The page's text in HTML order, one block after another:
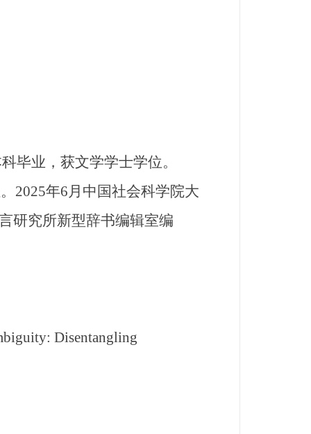
毕业，获文学学士学位。
2025年6月中国社会科学院大
研究所新型辞书编辑室编
Disentangling